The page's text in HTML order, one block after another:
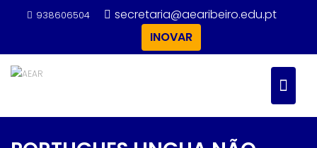
938606504
secretaria@aearibeiro.edu.pt
INOVAR